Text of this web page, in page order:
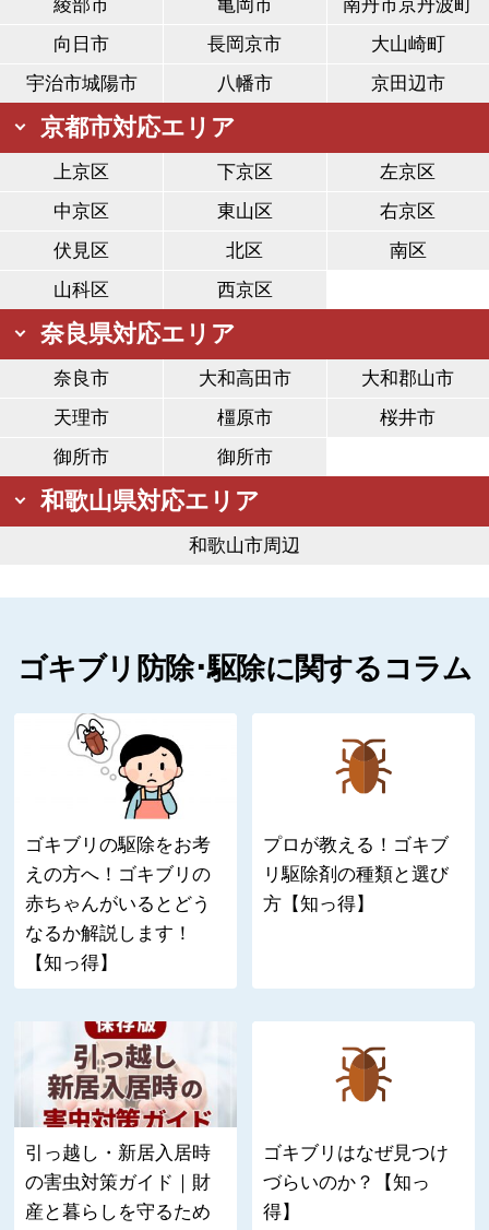
綾部市 亀岡市
南丹市京丹波町
向日市
長岡京市
大山崎町
宇治市城陽市
八幡市 京田辺市
京都市対応エリア
上京区 下京区
左京区
中京区
東山区
右京区
伏見区
北区
南区
山科区
西京区
奈良県対応エリア
奈良市 大和高田市
大和郡山市
天理市
橿原市
桜井市
御所市
御所市
和歌山県対応エリア
和歌山市周辺
ゴキブリ防除･駆除に関するコラム
ゴキブリの駆除をお考
えの方へ！ゴキブリの
赤ちゃんがいるとどう
なるか解説します！
【知っ得】
プロが教える！ゴキブ
リ駆除剤の種類と選び
方【知っ得】
引っ越し・新居入居時
の害虫対策ガイド｜財
産と暮らしを守るため
ゴキブリはなぜ見つけ
づらいのか？【知っ
得】